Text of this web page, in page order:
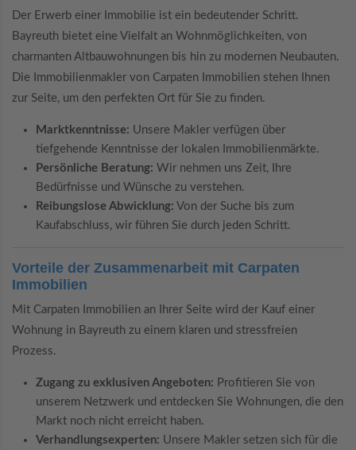
Der Erwerb einer Immobilie ist ein bedeutender Schritt.
Bayreuth bietet eine Vielfalt an Wohnmöglichkeiten, von
charmanten Altbauwohnungen bis hin zu modernen Neubauten.
Die Immobilienmakler von Carpaten Immobilien stehen Ihnen
zur Seite, um den perfekten Ort für Sie zu finden.
Marktkenntnisse: Unsere Makler verfügen über
tiefgehende Kenntnisse der lokalen Immobilienmärkte.
Persönliche Beratung: Wir nehmen uns Zeit, Ihre
Bedürfnisse und Wünsche zu verstehen.
Reibungslose Abwicklung: Von der Suche bis zum
Kaufabschluss, wir führen Sie durch jeden Schritt.
Vorteile der Zusammenarbeit mit Carpaten
Immobilien
Mit Carpaten Immobilien an Ihrer Seite wird der Kauf einer
Wohnung in Bayreuth zu einem klaren und stressfreien
Prozess.
Zugang zu exklusiven Angeboten: Profitieren Sie von
unserem Netzwerk und entdecken Sie Wohnungen, die den
Markt noch nicht erreicht haben.
Verhandlungsexperten: Unsere Makler setzen sich für die